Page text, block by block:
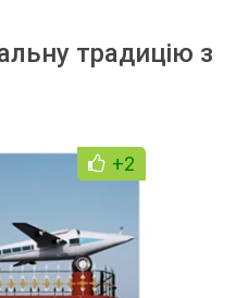
традицію з
+2